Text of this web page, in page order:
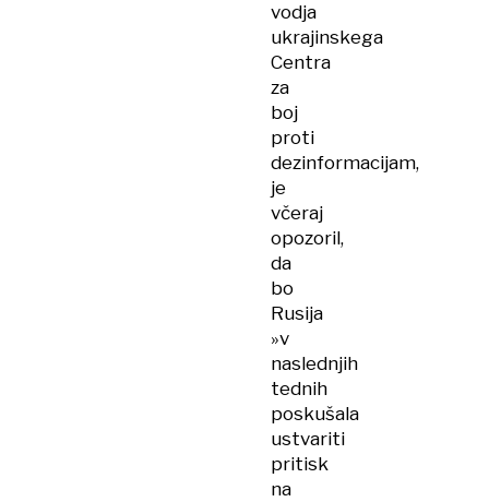
vodja
ukrajinskega
Centra
za
boj
proti
dezinformacijam,
je
včeraj
opozoril,
da
bo
Rusija
»v
naslednjih
tednih
poskušala
ustvariti
pritisk
na